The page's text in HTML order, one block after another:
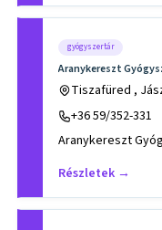
gyógyszertár
Aranykereszt
Tiszafüred ,
+36 59/352-331
Aranykereszt
Részletek →